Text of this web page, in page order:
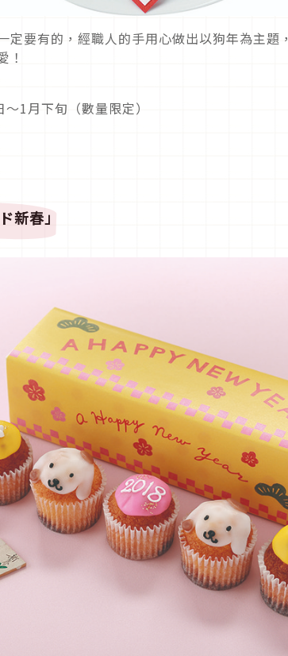
定要有的，經職人的手用心做出以狗年為主題
！
1月下旬（數量限定）
新春」